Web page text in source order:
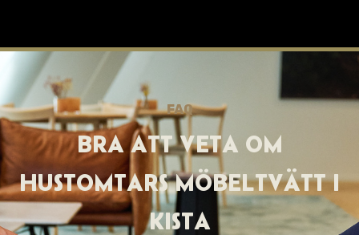
FAQ
BRA ATT VET A OM
HUSTOMTARS MÖBELTVÄTT I
KISTA